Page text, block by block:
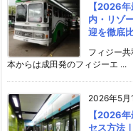
【2026
内・リゾ
迎を徹底
フィジー
本からは成田発のフィジーエ ...
2026年5月
【2026
セス方法